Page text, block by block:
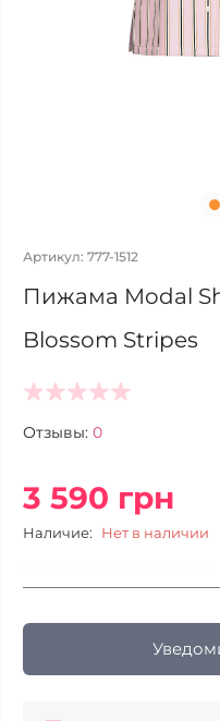
Артикул: 777-1512
Пижама Modal
Blossom Stripes
Отзывы: 0
3 590 грн
Наличие: Нет в наличии